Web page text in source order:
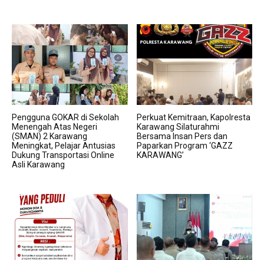
Pengguna GOKAR di Sekolah
Menengah Atas Negeri
(SMAN) 2 Karawang
Meningkat, Pelajar Antusias
Dukung Transportasi Online
Asli Karawang
Perkuat Kemitraan, Kapolresta
Karawang Silaturahmi
Bersama Insan Pers dan
Paparkan Program ‘GAZZ
KARAWANG’